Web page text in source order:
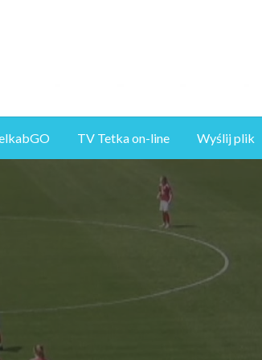
TV Tetka on-line Wyślij plik